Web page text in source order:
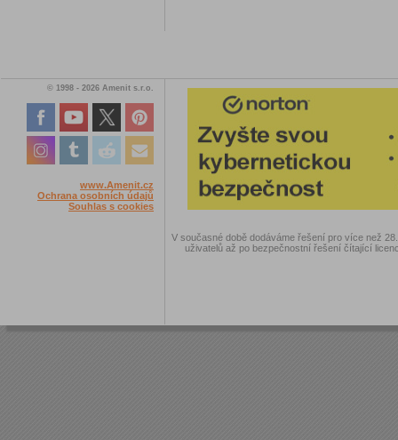
© 1998 - 2026 Amenit s.r.o.
www.Amenit.cz
Ochrana osobních údajů
Souhlas s cookies
V současné době dodáváme řešení pro více než
uživatelů až po bezpečnostní řešení čítající